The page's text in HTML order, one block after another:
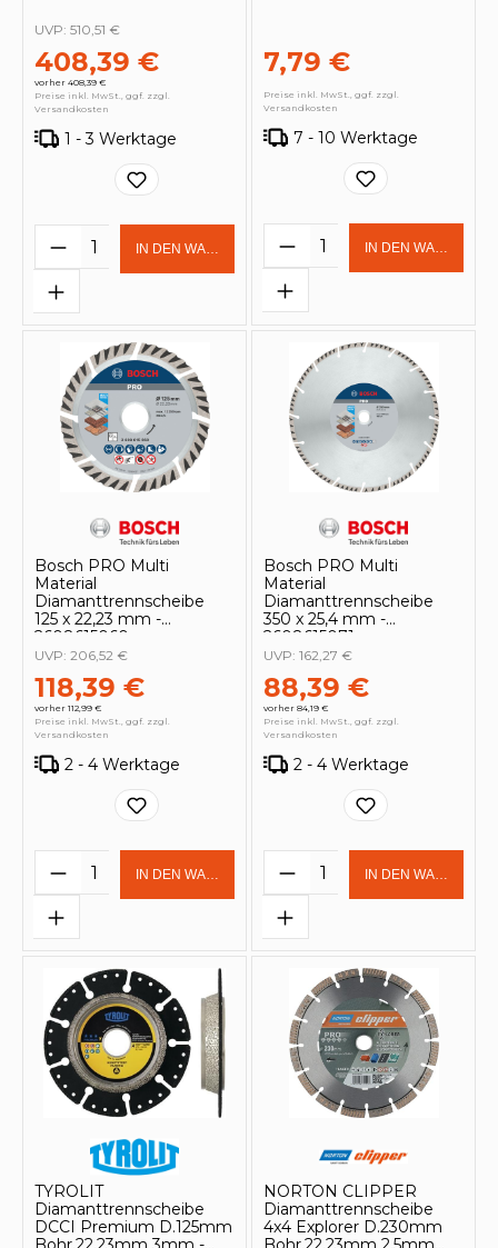
408,39 €
vorher 408,39 €
UVP: 510,51 €
Preise inkl. MwSt., ggf. zzgl.
Versandkosten
1 - 3 Werktage
Produkt Anzahl: Gib den
IN DEN WARENKORB
7,79 €
Preise inkl. MwSt., ggf. zzgl.
Versandkosten
7 - 10 Werktage
Produkt Anzahl:
IN DEN
Bosch PRO Multi
Material
Diamanttrennscheibe
125 x 22,23 mm -
2608615060
118,39 €
vorher 112,99 €
UVP: 206,52 €
Preise inkl. MwSt., ggf. zzgl.
Versandkosten
2 - 4 Werktage
Produkt Anzahl: Gib den
IN DEN WARENKORB
Bosch PRO Multi
Material
Diamanttrennscheibe
350 x 25,4 mm -
2608615071
88,39 €
vorher 84,19 €
UVP: 162,27 €
Preise inkl. MwSt., ggf. zzgl.
Versandkosten
2 - 4 Werktage
Produkt Anzahl:
IN DEN
TYROLIT
Diamanttrennscheibe
DCCI Premium D.125mm
NORTON CLIPPER
Diamanttrennscheibe
4x4 Explorer D.230mm